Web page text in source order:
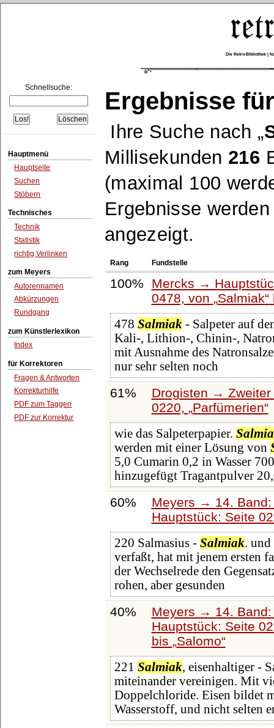
Die Retro-Bibliothek |
Schnellsuche:
Hauptmenü
Hauptseite
Suchen
Stöbern
Technisches
Technik
Statistik
richtig Verlinken
zum Meyers
Autorennamen
Abkürzungen
Rundgang
zum Künstlerlexikon
Index
für Korrektoren
Fragen & Antworten
Korrekturhilfe
PDF zum Taggen
PDF zur Korrektur
Ergebnisse
Ihre Suche nach
Millisekunden 216
(maximal 100
Ergebnisse
angezeigt.
Rang Fundstelle
100%
Mercks →
0478, von Salmiak
478 Salmiak- Salpeter auf
Kali-, Lithion-, Chinin-,
mit Ausnahme des
nur sehr selten noch
61%
Drogisten →
0220,
Parfümerien
wie das Salpeterpapier.
werden mit einer Lösung von
5,0 Cumarin 0,2 in Wasser
hinzugefügt Tragantpulver
60%
Meyers → 14.
Hauptstück: Seite
220 Salmasius - Salmiak. und
verfaßt, hat mit jenem ersten
der Wechselrede den
rohen, aber gesunden
40%
Meyers → 14.
Hauptstück: Seite
bis Salomo
221 Salmiak, eisenhaltiger -
miteinander vereinigen. Mit
Doppelchloride. Eisen bildet
Wasserstoff, und nicht selten